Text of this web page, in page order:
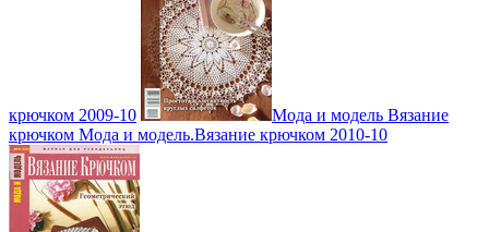
крючком 2009-10
Мода и модель Вязание
крючком Мода и модель.Вязание крючком 2010-10